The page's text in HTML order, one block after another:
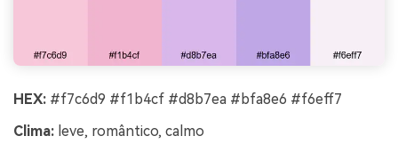
HEX: #f7c6d9 #f1b4cf #d8b7ea #bfa8e6 #f6eff7
Clima: leve, romântico, calmo